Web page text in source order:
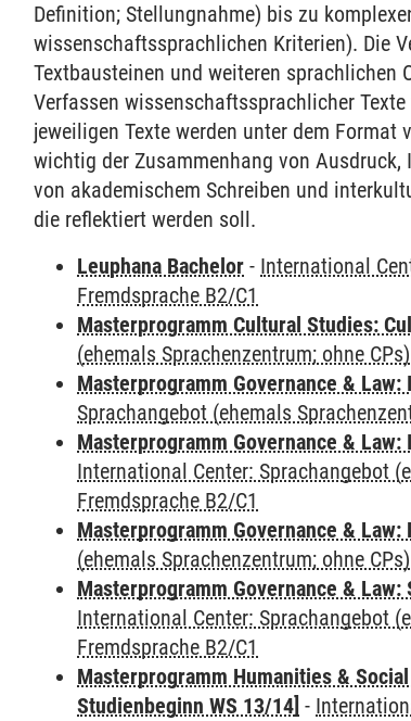
Definition; Stellungnahme) bis zu
wissenschaftssprachlichen Kriterien). Die
Textbausteinen und weiteren sprachlichen
Verfassen wissenschaftssprachlicher
jeweiligen Texte werden unter dem
wichtig der Zusammenhang von
von akademischem Schreiben und
die reflektiert werden soll.
Leuphana Bachelor - International
Fremdsprache B2/C1
Masterprogramm Cultural Studies:
(ehemals Sprachenzentrum; ohne CPs)
Masterprogramm Governance &
Sprachangebot (ehemals
Masterprogramm Governance &
International Center: Sprachangebot
Fremdsprache B2/C1
Masterprogramm Governance &
(ehemals Sprachenzentrum; ohne CPs)
Masterprogramm Governance &
International Center: Sprachangebot
Fremdsprache B2/C1
Masterprogramm Humanities &
Studienbeginn WS 13/14] -